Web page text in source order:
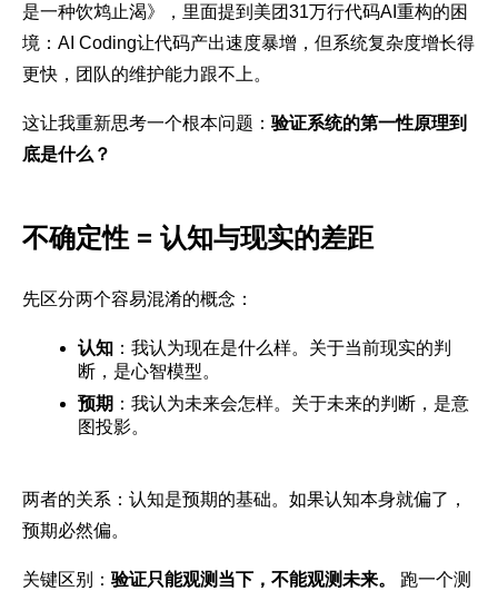
是一种饮鸩止渴》，里面提到美团31万行代码AI重构的困
境：AI Coding让代码产出速度暴增，但系统复杂度增长得
更快，团队的维护能力跟不上。
这让我重新思考一个根本问题： 验证系统的第一性原理到
底是什么？
不确定性 = 认知与现实的差距
先区分两个容易混淆的概念：
认知 ：我认为现在是什么样。关于当前现实的判
断，是心智模型。
预期 ：我认为未来会怎样。关于未来的判断，是意
图投影。
两者的关系：认知是预期的基础。如果认知本身就偏了，
预期必然偏。
关键区别： 验证只能观测当下，不能观测未来。
跑一个测